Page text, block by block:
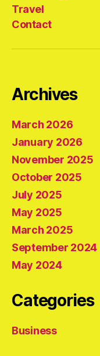
Travel
Contact
Archives
March 2026
January 2026
November 2025
October 2025
July 2025
May 2025
March 2025
September 2024
May 2024
Categories
Business